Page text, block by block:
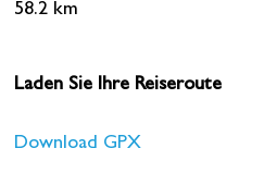
58.2 km
Laden Sie Ihre Reiseroute
Download GPX